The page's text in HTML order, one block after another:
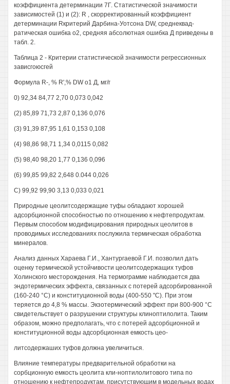
коэффициента детерминации 7Г. Статистической значимости
зависимостей (1) и (2): R , скорректированный коэффициент
детерминации Rкритерий Дарбина-Уотсона DW, среднеквад-
ратическая ошибка о2, средняя абсолютная ошибка Д приведены в
табл. 2.
Таблица 2 - Критерии статистической значимости регрессионных
зависгоюсгей
Формула R-, % R',% DW о1 Д, мг/г
0) 92,34 84,77 2,70 0,073 0,042
(2) 85,89 71,73 2,87 0,136 0,076
(3) 91,39 87,95 1,61 0,153 0,108
(4) 98,86 98,71 1,34 0,0115 0,082
(5) 98,40 98,20 1,77 0,136 0,096
(6) 99,85 99,82 2,648 0.044 0,026
С) 99,92 99,90 3,13 0,033 0,021
Природные цеолитсодержащие туфы обладают хорошей
адсорбционной способностью по отношению к нефтепродуктам.
Первым способом модифицирования природных цеолитов в
проводимых исследованиях послужила термическая обработка
минералов.
Анализ данных Хараева Г.И., Хантургаевой Г.И. позволил дать
оценку термической устойчивости цеолитсодержащих туфов
Холинского месторождения. На термограмме наблюдается два
эндотермических эффекта, связанных с потерей адсорбированной
(160-240 °С) и конституционной воды (400-550 "С). При этом
теряется до 4,8 % массы. Экзотермический эффект при 800-900 °С
свидетельствует о разрушении структуры клиноптилолита. Таким
образом, можно предполагать, что с потерей адсорбционной и
конституционной воды адсорбционная емкость цео-
литсодержаших туфов должна увеличиться.
Влияние температуры предварительной обработки на
сорбционную емкость цеолита кли-ноптилолитового типа по
отношению к нефтепродуктам, присутствующим в модельных водах